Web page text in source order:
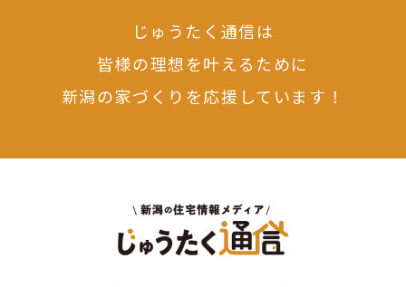
じゅうたく通信は
皆様の理想を叶えるために
新潟の家づくりを応援しています！